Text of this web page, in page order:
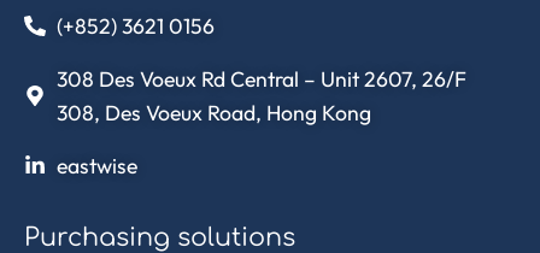
(+852) 3621 0156
308 Des Voeux Rd Central – Unit 2607, 26/F
308, Des Voeux Road, Hong Kong
eastwise
Purchasing solutions